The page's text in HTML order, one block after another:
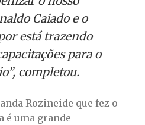
Caiado e o
está trazendo
para o
completou.
Rozineide que fez o
é uma grande